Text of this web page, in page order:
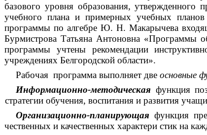
базового уровня образования,
учебного плана и примерных учебных
программы по алгебре Ю. Н. Макарычева
Бурмистрова Татьяна Антоновна «Программы
программы учтены рекомендации
учреждениях Белгородской области».
Рабочая программа выполняет двеосновные
Информационно-методическая функция
стратегии обучения, воспитания и развития
Организационно-планирующая функция
чественных и качественных характери стик на